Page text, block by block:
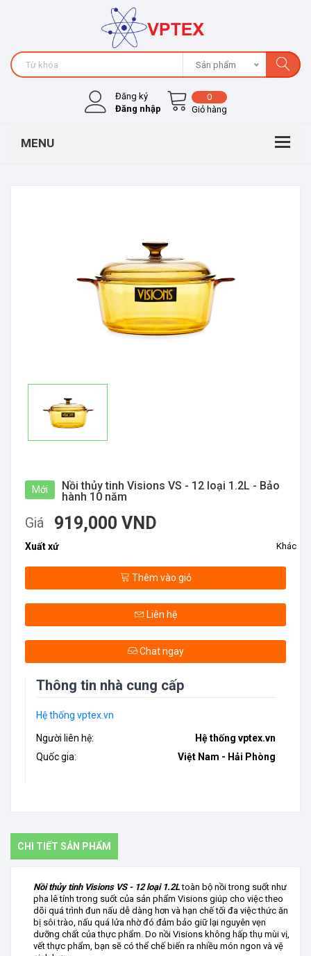
Sản phẩm
Đăng ký
Đăng nhập
0
Giỏ hàng
Mới
Nồi thủy tinh Visions VS - 12 loại 1.2L - Bảo
hành 10 năm
Giá 919,000 VND
Xuất xứ Khác
Thêm vào giỏ
Liên hệ
Chat ngay
Thông tin nhà cung cấp
Hệ thống vptex.vn
Người liên hệ:
Hệ thống vptex.vn
Quốc gia:
Việt Nam - Hải Phòng
CHI TIẾT SẢN PHẨM
Nồi thủy tinh Visions VS - 12 loại 1.2Ltoàn bộ nồi trong suốt như
pha lê tính trong suốt của sản phẩm Visions giúp cho việc theo
dõi quá trình đun nấu dễ dàng hơn và hạn chế tối đa việc thức ăn
bị sôi trào, nấu quá lửa nhờ đó đảm bảo giữ lại nguyên vẹn
dưỡng chất của thực phẩm. Do nồi Visions không hấp thụ mùi vị,
vết thực phẩm, bạn sẽ có thể chế biến ra nhiều món ngon và vệ